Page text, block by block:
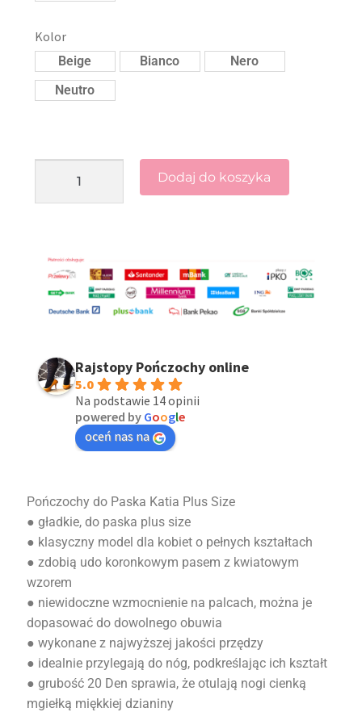
Kolor
Beige Bianco
Nero
Neutro
Dodaj do koszyka
Rajstopy Pończochy online
5.0
Na podstawie 14 opinii
powered by Google
oceń nas na
Pończochy do Paska Katia Plus Size
● gładkie, do paska plus size
● klasyczny model dla kobiet o pełnych kształtach
● zdobią udo koronkowym pasem z kwiatowym
wzorem
● niewidoczne wzmocnienie na palcach, można je
dopasować do dowolnego obuwia
● wykonane z najwyższej jakości przędzy
● idealnie przylegają do nóg, podkreślając ich kształt
● grubość 20 Den sprawia, że otulają nogi cienką
mgiełką miękkiej dzianiny